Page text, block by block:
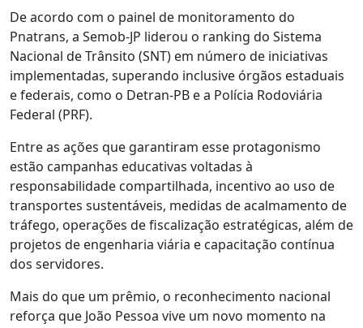
De acordo com o painel de monitoramento do
Pnatrans, a Semob-JP liderou o ranking do Sistema
Nacional de Trânsito (SNT) em número de iniciativas
implementadas, superando inclusive órgãos estaduais
e federais, como o Detran-PB e a Polícia Rodoviária
Federal (PRF).
Entre as ações que garantiram esse protagonismo
estão campanhas educativas voltadas à
responsabilidade compartilhada, incentivo ao uso de
transportes sustentáveis, medidas de acalmamento de
tráfego, operações de fiscalização estratégicas, além de
projetos de engenharia viária e capacitação contínua
dos servidores.
Mais do que um prêmio, o reconhecimento nacional
reforça que João Pessoa vive um novo momento na